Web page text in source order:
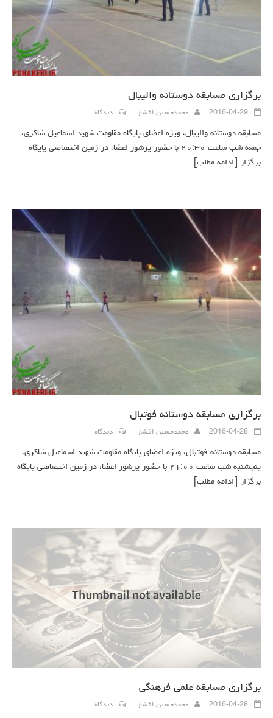
برگزاری مسابقه دوستانه والیبال
2016-04-29 محمدحسین افشار دیدگاه
مسابقه دوستانه والیبال، ویژه اعضای پایگاه مقاومت شهید اسماعیل شاکری،
جمعه شب ساعت ۲۰:۳۰ با حضور پرشور اعضا، در زمین اختصاصی پایگاه
برگزار
[ادامه مطلب]
برگزاری مسابقه دوستانه فوتبال
2016-04-28 محمدحسین افشار دیدگاه
مسابقه دوستانه فوتبال، ویژه اعضای پایگاه مقاومت شهید اسماعیل شاکری،
پنجشنبه شب ساعت ۲۱:۰۰ با حضور پرشور اعضا، در زمین اختصاصی پایگاه
برگزار
[ادامه مطلب]
برگزاری مسابقه علمی فرهنگی
2016-04-28 محمدحسین افشار دیدگاه